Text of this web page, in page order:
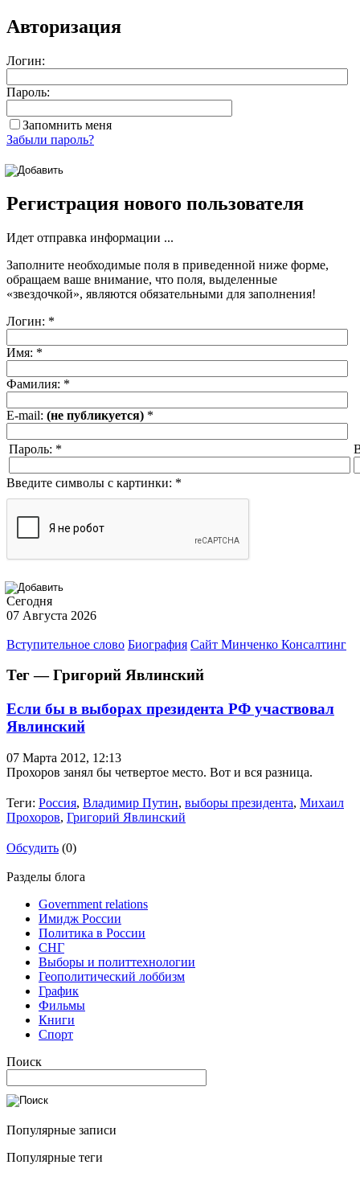
Авторизация
Логин:
Пароль:
Запомнить меня
Забыли пароль?
Регистрация нового пользователя
Идет отправка информации ...
Заполните необходимые поля в приведенной ниже форме,
обращаем ваше внимание, что поля, выделенные
«звездочкой», являются обязательными для заполнения!
Логин: *
Имя: *
Фамилия: *
E-mail: (не публикуется) *
Пароль: *
Введите символы с картинки: *
Сегодня
07 Августа 2026
Вступительное слово Биография Сайт Минченко Консалтинг
Тег — Григорий Явлинский
Если бы в выборах президента РФ участвовал
Явлинский
07 Марта 2012, 12:13
Прохоров занял бы четвертое место. Вот и вся разница.
Теги: Россия, Владимир Путин, выборы президента, Михаил
Прохоров, Григорий Явлинский
Обсудить (0)
Разделы блога
Government relations
Имидж России
Политика в России
СНГ
Выборы и политтехнологии
Геополитический лоббизм
График
Фильмы
Книги
Спорт
Поиск
Популярные записи
Популярные теги